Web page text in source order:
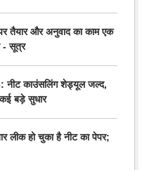
तैयार और अनुवाद का काम एक
- सूत्र
काउंसलिंग शेड्यूल जल्द,
कई बड़े सुधार
लीक हो चुका है नीट का पेपर;